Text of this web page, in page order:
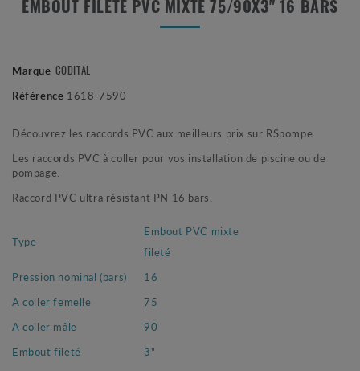
EMBOUT FILETÉ PVC MIXTE 75/90X3" 16 BARS
Marque CODITAL
Référence 1618-7590
Découvrez les raccords PVC aux meilleurs prix sur RSpompe.
Les raccords PVC à coller pour vos installation de piscine ou de
pompage.
Raccord PVC ultra résistant PN 16 bars.
Type
Embout PVC mixte
fileté
Pression nominal (bars)
16
A coller femelle
75
A coller mâle
90
Embout fileté
3"